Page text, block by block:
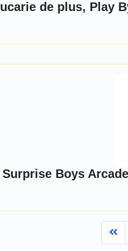
de plus, Play
Surprise Boys